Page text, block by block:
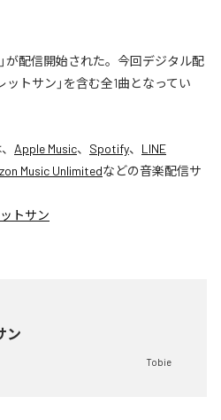
が配信開始された。今回デジタル配
トサン」を含む全1曲となってい
Apple Music、 Spotify、 LINE
Music Unlimitedなどの音楽配信サ
トサン
ン
Tobie